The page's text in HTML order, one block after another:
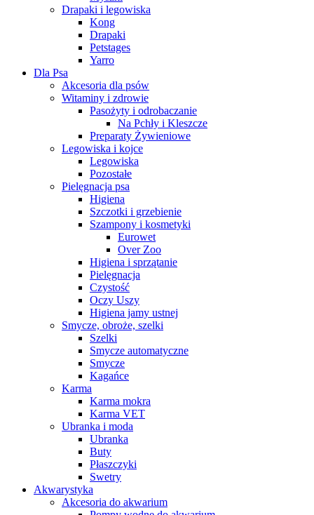
Drapaki i legowiska
Kong
Drapaki
Petstages
Yarro
Dla Psa
Akcesoria dla psów
Witaminy i zdrowie
Pasożyty i odrobaczanie
Na Pchły i Kleszcze
Preparaty Żywieniowe
Legowiska i kojce
Legowiska
Pozostałe
Pielęgnacja psa
Higiena
Szczotki i grzebienie
Szampony i kosmetyki
Eurowet
Over Zoo
Higiena i sprzątanie
Pielęgnacja
Czystość
Oczy Uszy
Higiena jamy ustnej
Smycze, obroże, szelki
Szelki
Smycze automatyczne
Smycze
Kagańce
Karma
Karma mokra
Karma VET
Ubranka i moda
Ubranka
Buty
Płaszczyki
Swetry
Akwarystyka
Akcesoria do akwarium